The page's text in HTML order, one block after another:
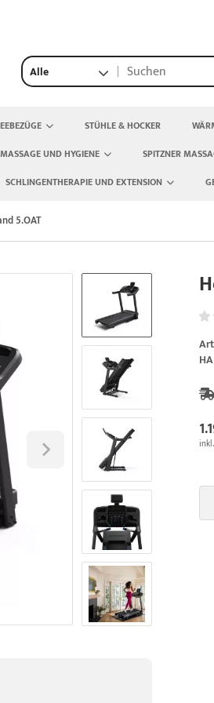
Alle
STÜHLE & HOCKER
UND HYGIENE SPITZNER
SCHLINGENTHERAPIE UND EXTENSION
5.OAT